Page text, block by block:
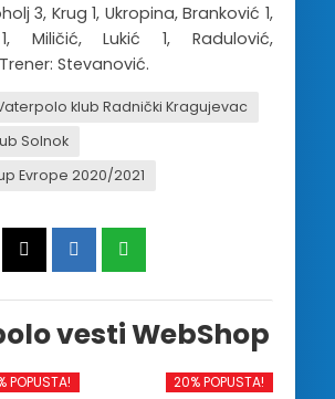
3, Krug 1, Ukropina, Branković 1,
Miličić, Lukić 1, Radulović,
Stevanović.
klub Radnički Kragujevac
Solnok
Evrope 2020/2021
vesti WebShop
POPUSTA! 20% POPUSTA!